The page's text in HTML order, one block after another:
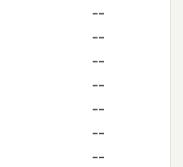
--
--
--
--
--
--
--